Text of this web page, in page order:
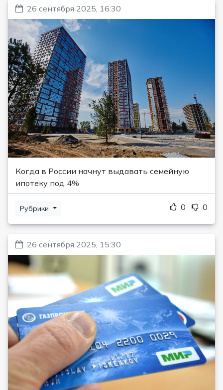
26 сентября 2025, 16:30
Когда в России начнут выдавать семейную
ипотеку под 4%
Рубрики 0 0
26 сентября 2025, 15:30